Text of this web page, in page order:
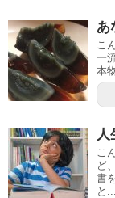
あ
こ
一
本
人
こ
ど
書
と...